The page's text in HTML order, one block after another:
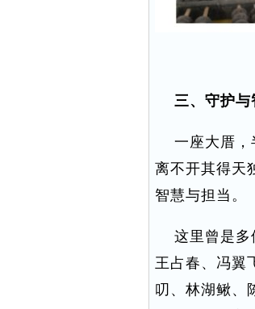
三、守护
一座大厝，
离不开其得天
智慧与担当。
这里曾是多
王占春、冯翼
叨、林湖鳅、